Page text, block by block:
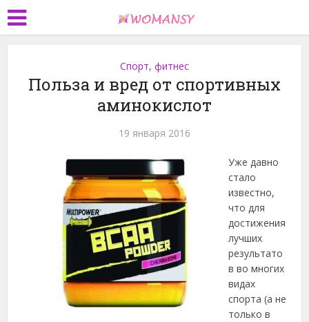
Спорт, фитнес
Польза и вред от спортивных
аминокислот
19 января 2016
Уже давно
стало
известно,
что для
достижения
лучших
результато
в во многих
видах
спорта (а не
только в